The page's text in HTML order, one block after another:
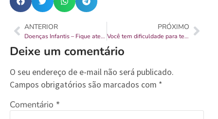
ANTERIOR
Doenças Infantis – Fique atento
PRÓXIMO
Você tem dificuldade para ter imagens mentais?
Deixe um comentário
O seu endereço de e-mail não será publicado.
Campos obrigatórios são marcados com *
Comentário *